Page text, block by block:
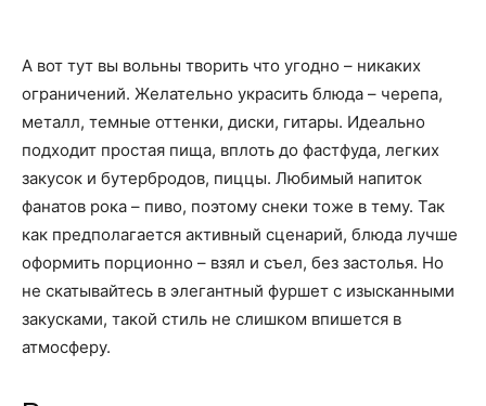
А вот тут вы вольны творить что угодно – никаких
ограничений. Желательно украсить блюда – черепа,
металл, темные оттенки, диски, гитары. Идеально
подходит простая пища, вплоть до фастфуда, легких
закусок и бутербродов, пиццы. Любимый напиток
фанатов рока – пиво, поэтому снеки тоже в тему. Так
как предполагается активный сценарий, блюда лучше
оформить порционно – взял и съел, без застолья. Но
не скатывайтесь в элегантный фуршет с изысканными
закусками, такой стиль не слишком впишется в
атмосферу.